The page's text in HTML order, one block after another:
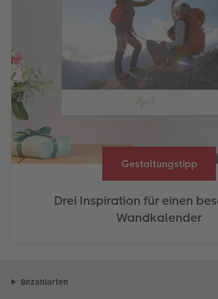
Gestaltungstipp
Drei Inspiration für einen
Wandkalender
Bezahlarten